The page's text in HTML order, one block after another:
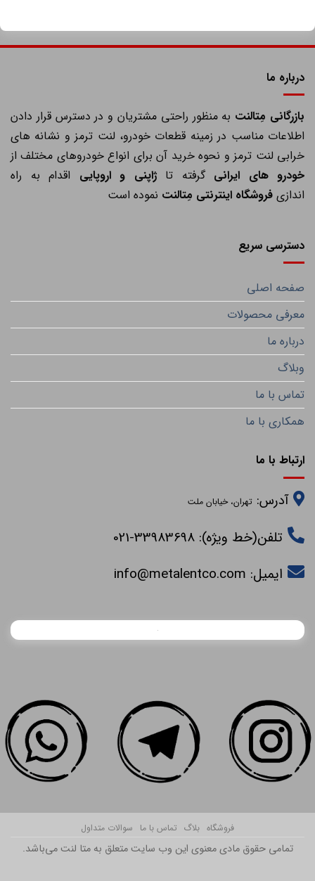
درباره ما
بازرگانی مِتالنتبه منظور راحتی مشتریان و در دسترس قرار دادن
اطلاعات مناسب در زمینه قطعات خودرو، لنت ترمز و نشانه های
خرابی لنت ترمز و نحوه خرید آن برای انواع خودروهای مختلف از
خودرو های ایرانیگرفته تاژاپنی و اروپاییاقدام به راه
اندازیفروشگاه اینترنتی مِتالنتنموده است
دسترسی سریع
صفحه اصلی
معرفی محصولات
درباره ما
وبلاگ
تماس با ما
همکاری با ما
ارتباط با ما
آدرس:تهران، خیابان ملت
تلفن(خط ویژه): 33983698-021
ایمیل:info@metalentco.com
فروشگاه بلاگ تماس با ما سوالات متداول
تمامی حقوق مادی معنوی این وب سایت متعلق به متا لنت می‌باشد.